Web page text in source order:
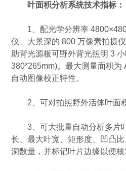
叶面积分析系统技术指标：
1、配光学分辨率
仪、大景深的 800 万像素拍摄
助背光源板可野外背光照明 3
380*265mm)。最大测量面积为
自动图像校正特性。
2、可对拍照野外活体叶面积
3、可大批量自动分析多片
长、最大叶宽、矩形度、凹凸
洞数量，并标记叶片边缘以便核